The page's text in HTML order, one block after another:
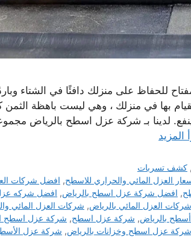
للحفاظ على منزلك دافئًا في الشتاء
بها في منزلك ، وهي ليست باهظة
لدينا بـ شركة عزل اسطح بالرياض
المزيد
,كشف تسربات
العزل المائي والحراري للاسطح, افضل شركات
, افضل شركة عزل اسطح بالرياض, افضل شركه
شركات العزل المائي بالرياض, شركات العزل المائي
بالرياض, شركة عزل اسطح, شركة عزل اسطح
شركة عزل اسطح وخزانات بالرياض, شركة عزل